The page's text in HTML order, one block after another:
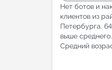
Нет ботов и
клиентов из
Петербурга.
выше среднего.
Средний